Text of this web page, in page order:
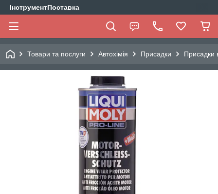
ІнструментПоставка
Товари та послуги Автохімія Присадки Присадки